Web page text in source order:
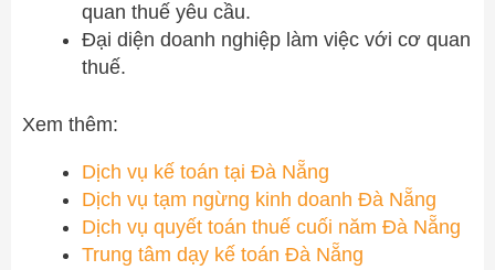
quan thuế yêu cầu.
Đại diện doanh nghiệp làm việc với cơ quan
thuế.
Xem thêm:
Dịch vụ kế toán tại Đà Nẵng
Dịch vụ tạm ngừng kinh doanh Đà Nẵng
Dịch vụ quyết toán thuế cuối năm Đà Nẵng
Trung tâm dạy kế toán Đà Nẵng